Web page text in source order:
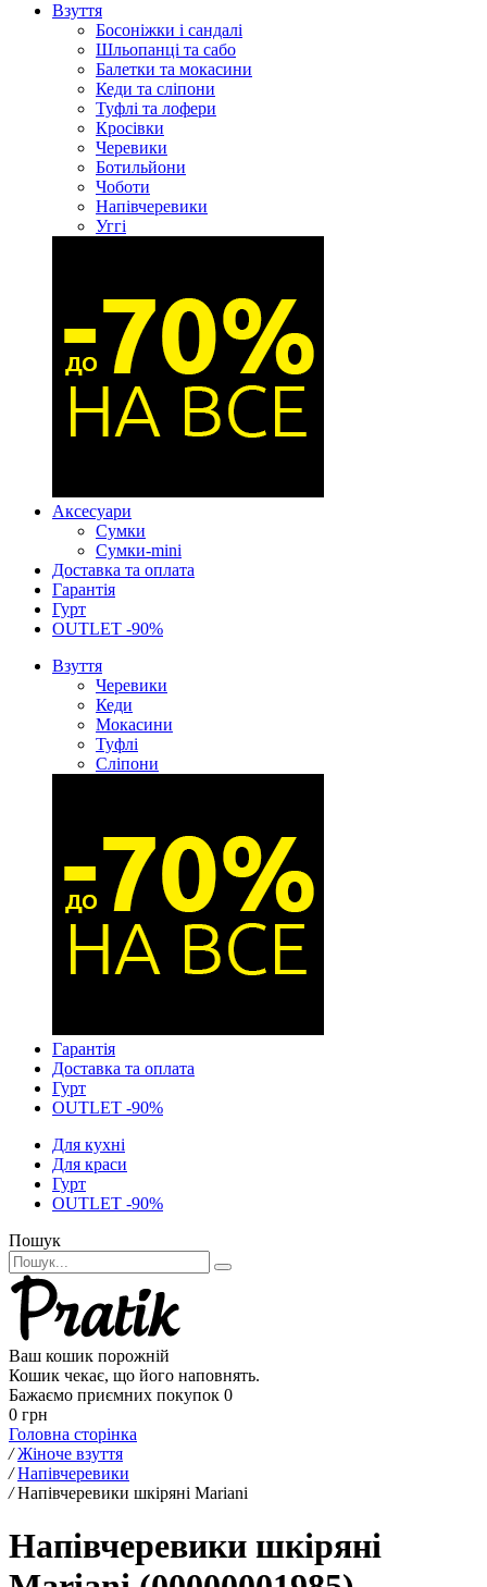
Взуття
Босоніжки і сандалі
Шльопанці та сабо
Балетки та мокасини
Кеди та сліпони
Туфлі та лофери
Кросівки
Черевики
Ботильйони
Чоботи
Напівчеревики
Уггі
Аксесуари
Сумки
Сумки-mini
Доставка та оплата
Гарантія
Гурт
OUTLET -90%
Взуття
Черевики
Кеди
Мокасини
Туфлі
Сліпони
Гарантія
Доставка та оплата
Гурт
OUTLET -90%
Для кухні
Для краси
Гурт
OUTLET -90%
Пошук
Ваш кошик порожній
Кошик чекає, що його наповнять.
Бажаємо приємних покупок 0
0 грн
Головна сторінка
/ Жіноче взуття
/ Напівчеревики
/ Напівчеревики шкіряні Mariani
Напівчеревики шкіряні